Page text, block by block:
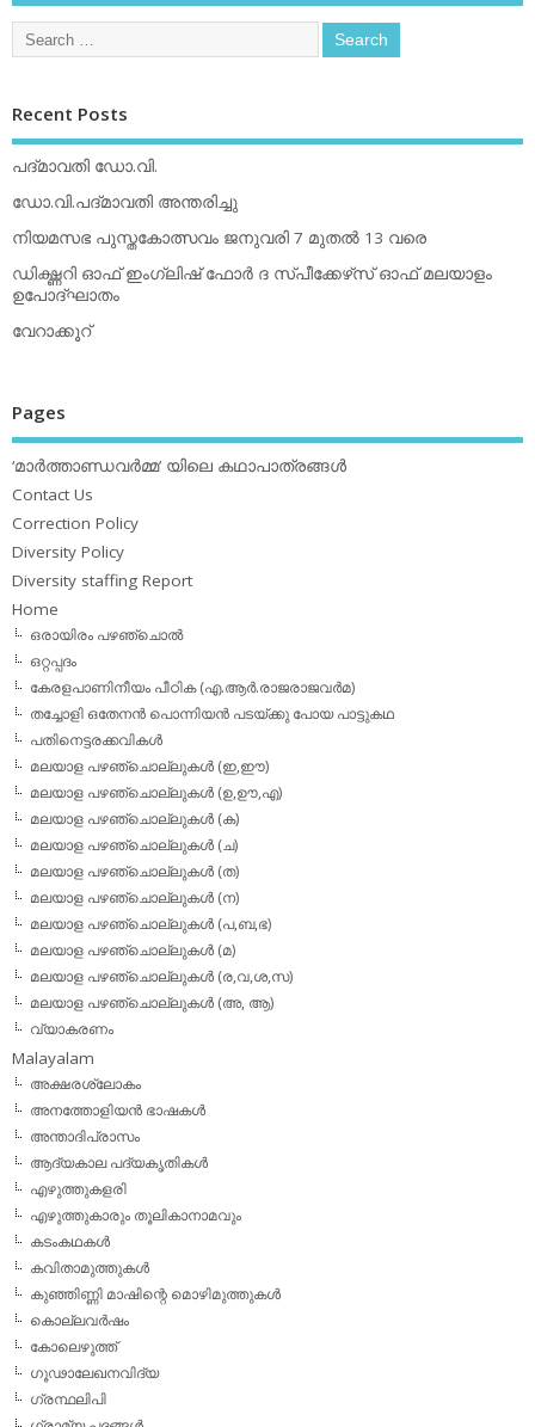
Recent Posts
പദ്മാവതി ഡോ.വി.
ഡോ.വി.പദ്മാവതി അന്തരിച്ചു
നിയമസഭ പുസ്തകോത്സവം ജനുവരി 7 മുതല്‍ 13 വരെ
ഡിക്ഷ്ണറി ഓഫ് ഇംഗ്ലിഷ് ഫോര്‍ ദ സ്പീക്കേഴ്‌സ് ഓഫ് മലയാളം
ഉപോദ്ഘാതം
വേറാക്കൂറ്
Pages
‘മാര്‍ത്താണ്ഡവര്‍മ്മ’ യിലെ കഥാപാത്രങ്ങള്‍
Contact Us
Correction Policy
Diversity Policy
Diversity staffing Report
Home
ഒരായിരം പഴഞ്ചൊല്‍
ഒറ്റപ്പദം
കേരളപാണിനീയം പീഠിക (എ.ആര്‍.രാജരാജവര്‍മ)
തച്ചോളി ഒതേനൻ പൊന്നിയൻ പടയ്‌ക്കു പോയ പാട്ടുകഥ
പതിനെട്ടരക്കവികള്‍
മലയാള പഴഞ്ചൊല്ലുകള്‍ (ഇ,ഈ)
മലയാള പഴഞ്ചൊല്ലുകള്‍ (ഉ,ഊ,എ)
മലയാള പഴഞ്ചൊല്ലുകള്‍ (ക)
മലയാള പഴഞ്ചൊല്ലുകള്‍ (ച)
മലയാള പഴഞ്ചൊല്ലുകള്‍ (ത)
മലയാള പഴഞ്ചൊല്ലുകള്‍ (ന)
മലയാള പഴഞ്ചൊല്ലുകള്‍ (പ,ബ,ഭ)
മലയാള പഴഞ്ചൊല്ലുകള്‍ (മ)
മലയാള പഴഞ്ചൊല്ലുകള്‍ (ര,വ,ശ,സ)
മലയാള പഴഞ്ചൊല്ലുകൾ (അ, ആ)
വ്യാകരണം
Malayalam
അക്ഷരശ്ലോകം
അനത്തോളിയന്‍ ഭാഷകള്‍
അന്താദിപ്രാസം
ആദ്യകാല പദ്യകൃതികള്‍
എഴുത്തുകളരി
എഴുത്തുകാരും തൂലികാനാമവും
കടംകഥകള്‍
കവിതാമുത്തുകള്‍
കുഞ്ഞിണ്ണി മാഷിന്റെ മൊഴിമുത്തുകള്‍
കൊല്ലവര്‍ഷം
കോലെഴുത്ത്
ഗൂഢാലേഖനവിദ്യ
ഗ്രന്ഥലിപി